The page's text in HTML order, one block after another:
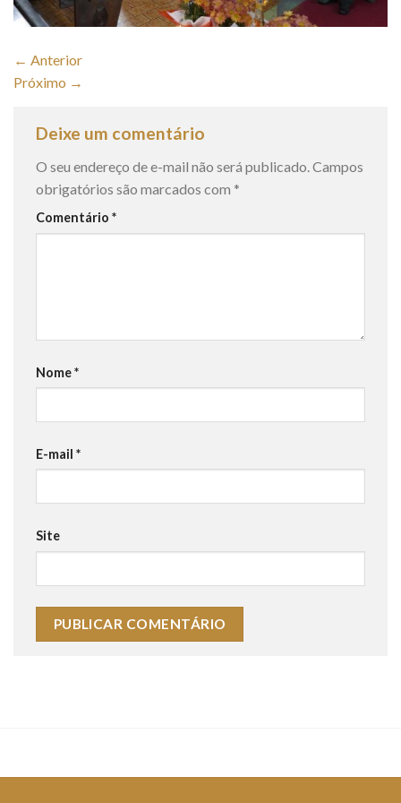
← Anterior
Próximo →
Deixe um comentário
O seu endereço de e-mail não será publicado.Campos
obrigatórios são marcados com *
Comentário *
Nome*
E-mail *
Site